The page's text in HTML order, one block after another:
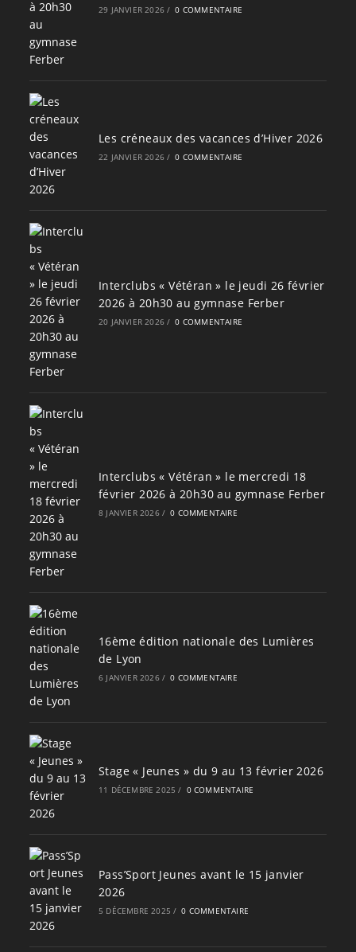
29 JANVIER 2026 / 0 COMMENTAIRE
Les créneaux des vacances d’Hiver 2026
22 JANVIER 2026 / 0 COMMENTAIRE
Interclubs « Vétéran » le jeudi 26 février
2026 à 20h30 au gymnase Ferber
20 JANVIER 2026 / 0 COMMENTAIRE
Interclubs « Vétéran » le mercredi 18
février 2026 à 20h30 au gymnase Ferber
8 JANVIER 2026 / 0 COMMENTAIRE
16ème édition nationale des Lumières
de Lyon
6 JANVIER 2026 / 0 COMMENTAIRE
Stage « Jeunes » du 9 au 13 février 2026
11 DÉCEMBRE 2025 / 0 COMMENTAIRE
Pass’Sport Jeunes avant le 15 janvier
2026
5 DÉCEMBRE 2025 / 0 COMMENTAIRE